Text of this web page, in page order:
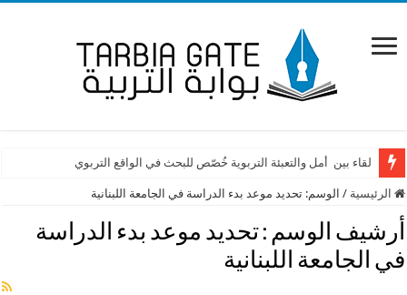
لقاء بين أمل والتعبئة التربوية خُصّص للبحث في الواقع التربوي
الرئيسية / الوسم:تحديد موعد بدء الدراسة في الجامعة اللبنانية
أرشيف الوسم :تحديد موعد بدء الدراسة
في الجامعة اللبنانية